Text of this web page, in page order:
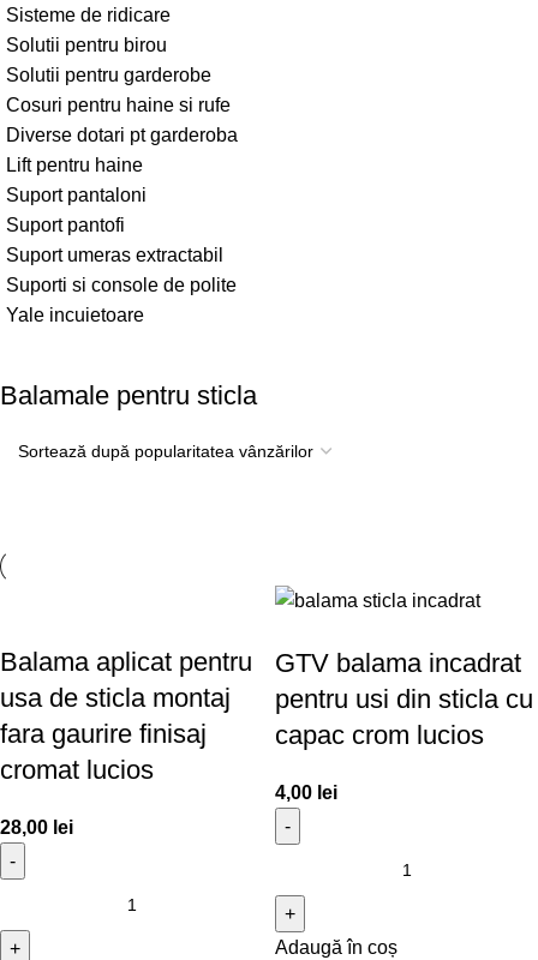
Sisteme de ridicare
Solutii pentru birou
Solutii pentru garderobe
Cosuri pentru haine si rufe
Diverse dotari pt garderoba
Lift pentru haine
Suport pantaloni
Suport pantofi
Suport umeras extractabil
Suporti si console de polite
Yale incuietoare
Balamale pentru sticla
Balama aplicat pentru
usa de sticla montaj
fara gaurire finisaj
cromat lucios
28,00 lei
GTV balama incadrat
pentru usi din sticla cu
capac crom lucios
4,00 lei
Adaugă în coș